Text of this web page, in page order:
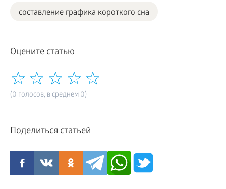
составление графика короткого сна
Оцените статью
(0 голосов, в среднем 0)
Поделиться статьей